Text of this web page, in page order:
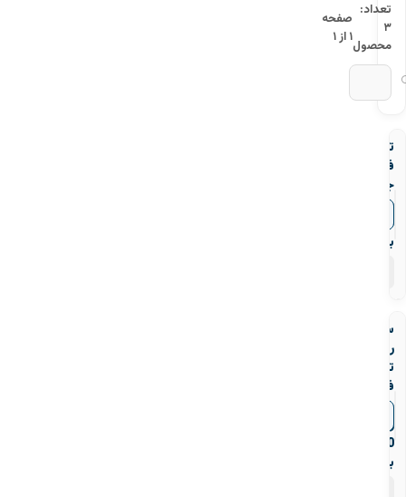
تعداد:
۳
محصول
صفحه
۱ از ۱
تبدیل
فولادی
جوشی
رده
40
بنکن
سه
راه
تبدیلی
فولادی
جوشی
رده
40
بنکن